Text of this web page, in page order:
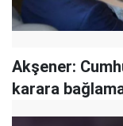
Akşener:
karara